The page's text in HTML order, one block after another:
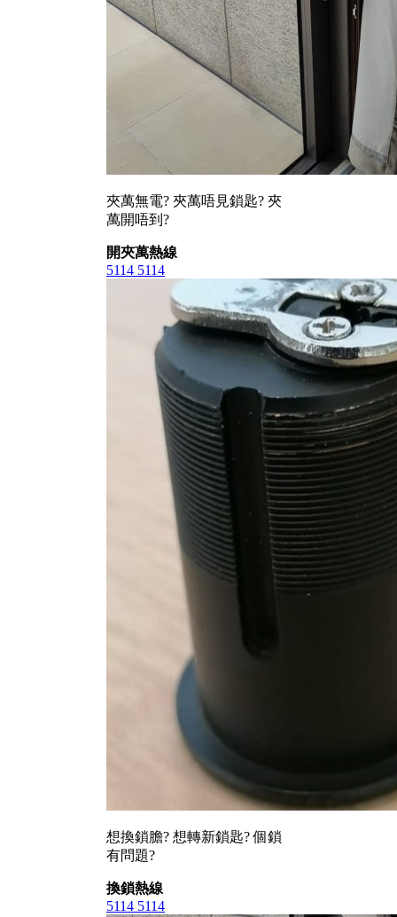
夾萬無電? 夾萬唔見鎖匙? 夾
萬開唔到?
開夾萬熱線
5114 5114
想換鎖膽? 想轉新鎖匙? 個鎖
有問題?
換鎖熱線
5114 5114